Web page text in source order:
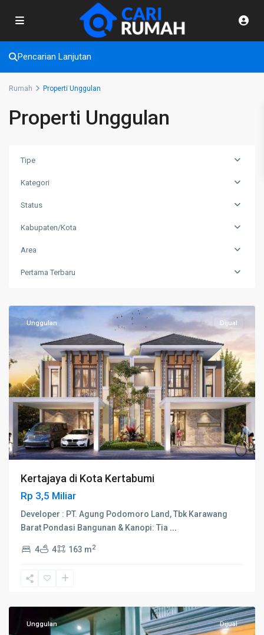
Pencarian Lanjutan
Rumah Properti Unggulan
Properti Unggulan
Tipe
Kategori
Status
Kabupaten/Kota
Area
Pertama Terbaru
Previous Next
Unggulan Dijual
Kertajaya di Kota Kertabumi
Rp 3,5 Miliar
Developer : PT. Agung Podomoro Land, Tbk Karawang
Barat Pondasi Bangunan & Kanopi: Tia ...
4 4 163 m2
Jakarta
Unggulan Dijual